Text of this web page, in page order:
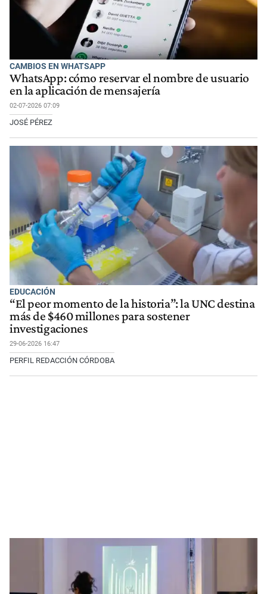
CAMBIOS EN WHATSAPP
WhatsApp: cómo reservar el nombre de usuario
en la aplicación de mensajería
02-07-2026 07:09
JOSÉ PÉREZ
EDUCACIÓN
“El peor momento de la historia”: la UNC destina
más de $460 millones para sostener
investigaciones
29-06-2026 16:47
PERFIL REDACCIÓN CÓRDOBA